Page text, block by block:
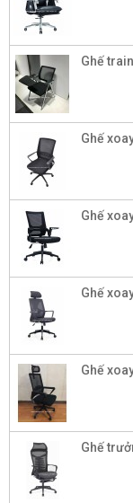
Ghế
Ghế
Ghế
Ghế
Ghế
Ghế